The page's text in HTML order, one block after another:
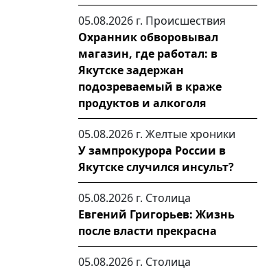
05.08.2026 г. Происшествия
Охранник обворовывал
магазин, где работал: в
Якутске задержан
подозреваемый в краже
продуктов и алкоголя
05.08.2026 г. Желтые хроники
У зампрокурора России в
Якутске случился инсульт?
05.08.2026 г. Столица
Евгений Григорьев: Жизнь
после власти прекрасна
05.08.2026 г. Столица